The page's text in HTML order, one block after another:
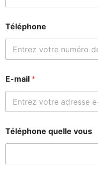
Téléphone
E-mail *
Téléphone quelle vous